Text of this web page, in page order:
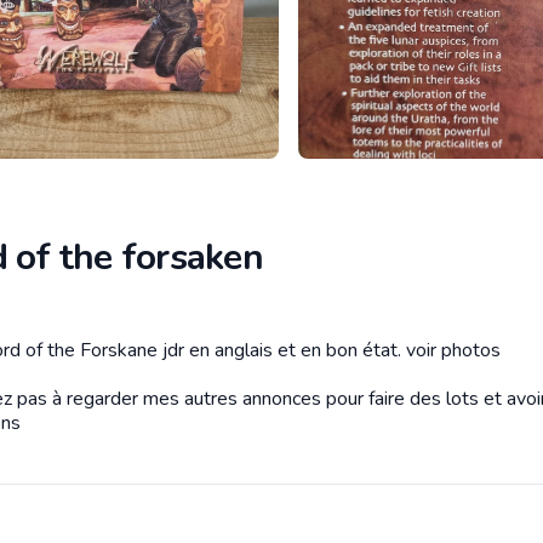
of the forsaken
of the Forskane jdr en anglais et en bon état. voir photos
pas à regarder mes autres annonces pour faire des lots et